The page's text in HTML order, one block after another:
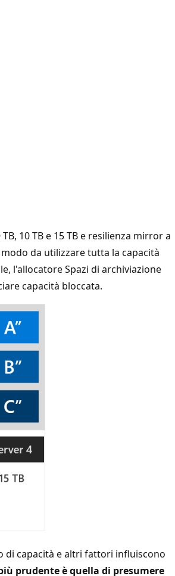
10 TB e 15 TB e resilienza mirror a
da utilizzare tutta la capacità
l'allocatore Spazi di archiviazione
capacità bloccata.
di capacità e altri fattori influiscono
prudente è quella di presumere